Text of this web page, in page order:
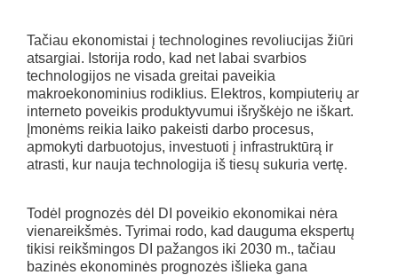
Tačiau ekonomistai į technologines revoliucijas žiūri
atsargiai. Istorija rodo, kad net labai svarbios
technologijos ne visada greitai paveikia
makroekonominius rodiklius. Elektros, kompiuterių ar
interneto poveikis produktyvumui išryškėjo ne iškart.
Įmonėms reikia laiko pakeisti darbo procesus,
apmokyti darbuotojus, investuoti į infrastruktūrą ir
atrasti, kur nauja technologija iš tiesų sukuria vertę.
Todėl prognozės dėl DI poveikio ekonomikai nėra
vienareikšmės. Tyrimai rodo, kad dauguma ekspertų
tikisi reikšmingos DI pažangos iki 2030 m., tačiau
bazinės ekonominės prognozės išlieka gana